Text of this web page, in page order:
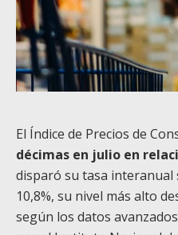
El Índice de Precios de
décimas en julio en
disparó su tasa interanual
10,8%, su nivel más alto
según los datos